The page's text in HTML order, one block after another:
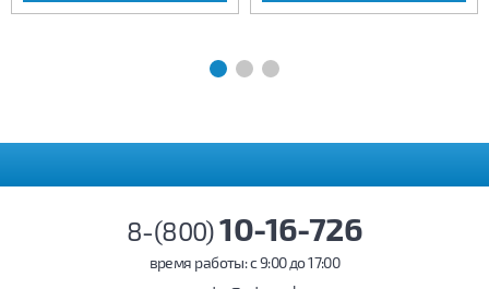
8-(800)10-16-726
время работы: c 9:00 до 17:00